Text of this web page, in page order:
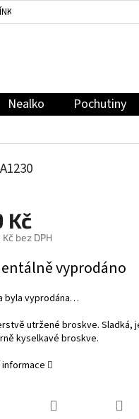
Nealko Pochutiny
A1230
Kč
bez DPH
vyprodáno
byla vyprodána…
utržené broskve. Sladká,
kyselkavé broskve.
informace